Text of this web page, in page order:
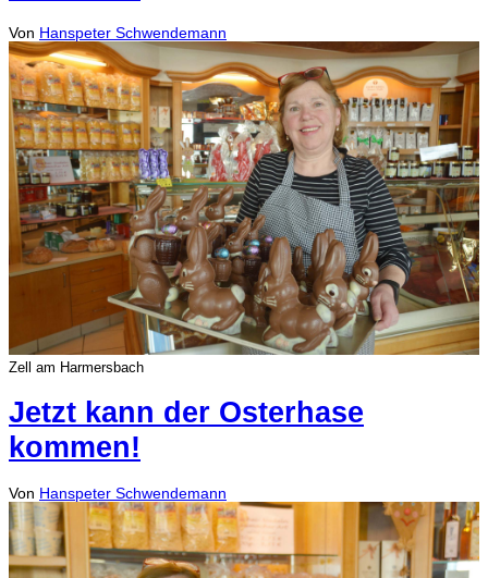
Von Hanspeter Schwendemann
Zell am Harmersbach
Jetzt kann der Osterhase
kommen!
Von Hanspeter Schwendemann